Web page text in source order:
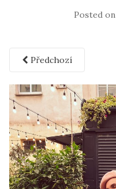
Posted on
Předchozí